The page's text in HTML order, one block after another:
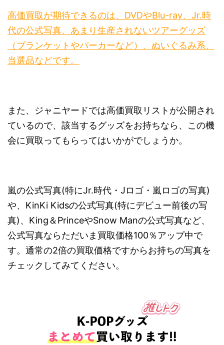
高価買取が期待できるのは、DVDやBlu-ray、Jr.時
代の公式写真、あまり生産されないツアーグッズ
（ブランケットやパーカーなど）、ぬいぐるみ系、
当選品などです。
また、ジャニヤードでは高価買取リストが公開され
ているので、該当するグッズをお持ちなら、この機
会に買取ってもらってはいかがでしょうか。
嵐の公式写真(特にJr.時代・Jロゴ・嵐ロゴの写真)
や、KinKi Kidsの公式写真(特にデビュー前後の写
真)、King＆PrinceやSnow Manの公式写真など、
公式写真ならただいま買取価格100％アップ中で
す。通常の2倍の買取価格ですからお持ちの写真を
チェックしてみてください。